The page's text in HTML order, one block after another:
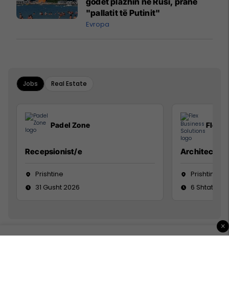
"pallatit të Putinit"
Evropa
Jobs Real Estate
Padel Zone
Recepsionist/e
Prishtine
31 Gusht 2026
Flex
Architect
Prishtinë
6 Shtator
×